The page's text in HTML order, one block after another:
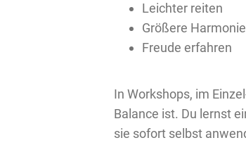
Leichter reiten
Größere
Freude erfahren
In Workshops, im
Balance ist. Du lernst
sie sofort selbst